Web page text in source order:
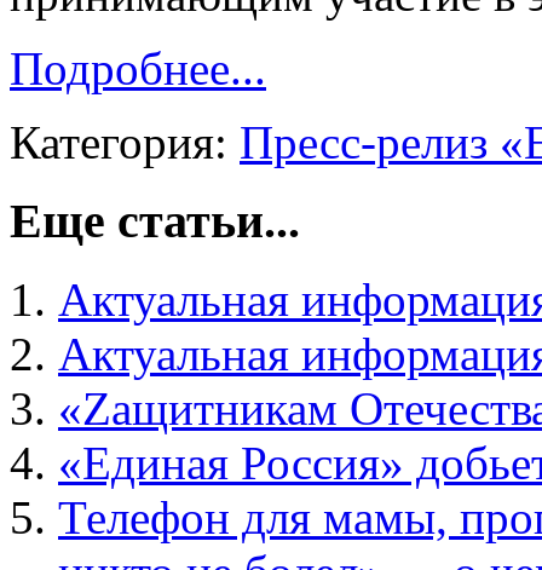
Подробнее...
Категория: Пресс-релиз
Еще статьи...
Актуальная
Актуальная
«Zащитникам
«Единая Россия»
Телефон для мамы,